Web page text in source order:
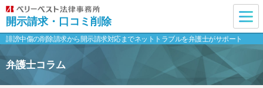
開示請求・口コミ削除
誹謗中傷の削除請求から開示請求対応までネットトラブルを弁護士がサポート
弁護士コラム